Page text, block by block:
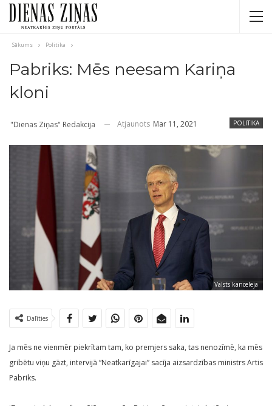
Sākums Politika
Pabriks: Mēs neesam Kariņa
kloni
POLITIKA
"Dienas Ziņas" Redakcija Atjaunots Mar 11, 2021
Valsts kanceleja
Dalīties
Ja mēs ne vienmēr piekrītam tam, ko premjers saka, tas nenozīmē, ka mēs
gribētu viņu gāzt, intervijā “Neatkarīgajai” sacīja aizsardzības ministrs Artis
Pabriks.